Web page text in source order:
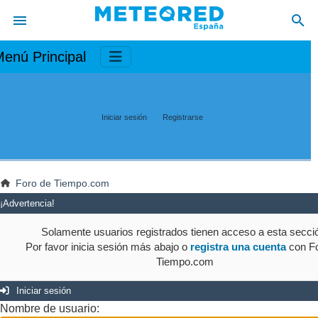
Principal
Iniciar sesión Registrarse
Foro de Tiempo.com
¡Advertencia!
Solamente usuarios registrados tienen acceso a esta
Por favor inicia sesión más abajo o registra una cuentacon
Tiempo.com
Iniciar sesión
Nombre de usuario: